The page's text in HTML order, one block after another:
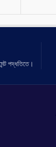
পদ্ধতিতে।